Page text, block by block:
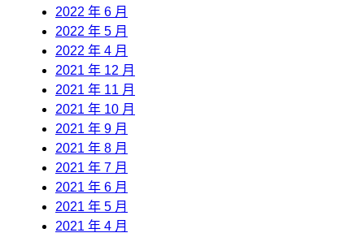
2022 年 6 月
2022 年 5 月
2022 年 4 月
2021 年 12 月
2021 年 11 月
2021 年 10 月
2021 年 9 月
2021 年 8 月
2021 年 7 月
2021 年 6 月
2021 年 5 月
2021 年 4 月